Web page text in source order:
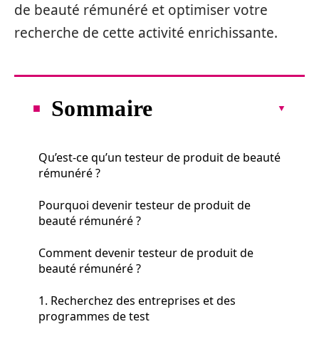
de beauté rémunéré et optimiser votre
recherche de cette activité enrichissante.
Sommaire
Qu’est-ce qu’un testeur de produit de beauté
rémunéré ?
Pourquoi devenir testeur de produit de
beauté rémunéré ?
Comment devenir testeur de produit de
beauté rémunéré ?
1. Recherchez des entreprises et des
programmes de test